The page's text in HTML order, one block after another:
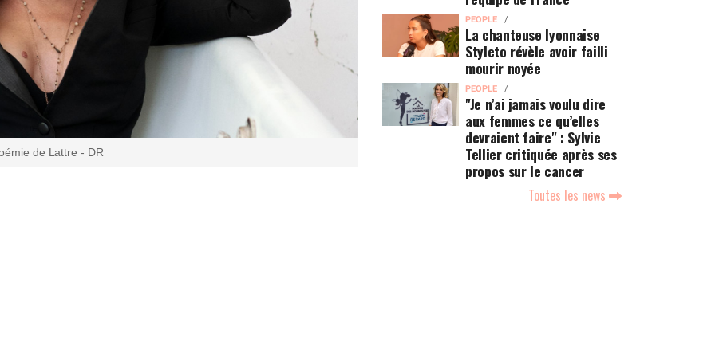
de Lattre - DR
PEOPLE
La chanteuse lyonnaise
Styleto révèle avoir failli
mourir noyée
PEOPLE
"Je n’ai jamais voulu dire
aux femmes ce qu’elles
devraient faire" : Sylvie
Tellier critiquée après ses
propos sur le cancer
Toutes les news